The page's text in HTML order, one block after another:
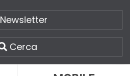
Newsletter
Cerca